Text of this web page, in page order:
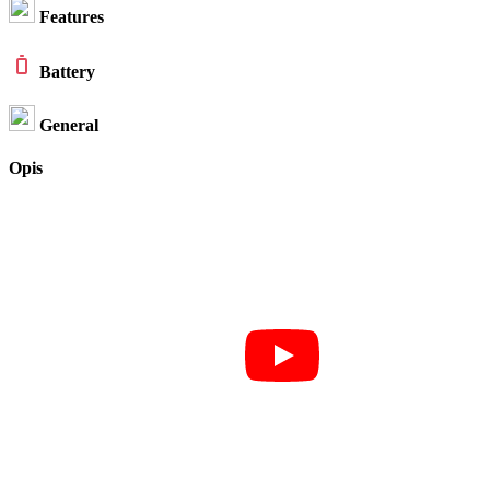
Features
Battery
General
Opis